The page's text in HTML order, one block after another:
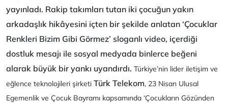
yayınladı. Rakip takımları tutan iki çocuğun yakın
arkadaşlık hikâyesini içten bir şekilde anlatan ‘Çocuklar
Renkleri Bizim Gibi Görmez’ sloganlı video, içerdiği
dostluk mesajı ile sosyal medyada binlerce beğeni
alarak büyük bir yankı uyandırdı. Türkiye’nin lider iletişim ve
eğlence teknolojileri şirketi Türk Telekom, 23 Nisan Ulusal
Egemenlik ve Çocuk Bayramı kapsamında ‘Çocukların Gözünden